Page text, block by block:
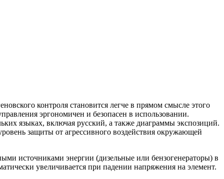
контроля становится легче в прямом смысле этого
эргономичен и безопасен в использовании.
языках, включая русский, а также диаграммы экспозиций.
защиты от агрессивного воздействия окружающей
источниками энергии (дизельные или бензогенераторы) в
увеличивается при падении напряжения на элемент.